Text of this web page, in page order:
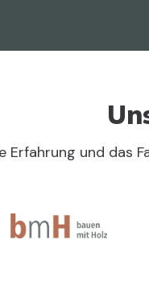
Erfahrung und das